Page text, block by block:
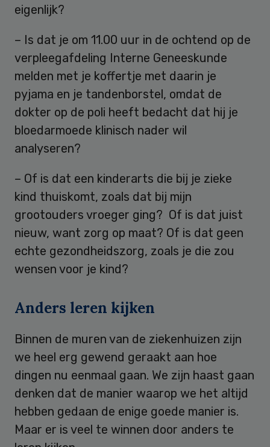
eigenlijk?
– Is dat je om 11.00 uur in de ochtend op de
verpleegafdeling Interne Geneeskunde
melden met je koffertje met daarin je
pyjama en je tandenborstel, omdat de
dokter op de poli heeft bedacht dat hij je
bloedarmoede klinisch nader wil
analyseren?
– Of is dat een kinderarts die bij je zieke
kind thuiskomt, zoals dat bij mijn
grootouders vroeger ging? Of is dat juist
nieuw, want zorg op maat? Of is dat geen
echte gezondheidszorg, zoals je die zou
wensen voor je kind?
Anders leren kijken
Binnen de muren van de ziekenhuizen zijn
we heel erg gewend geraakt aan hoe
dingen nu eenmaal gaan. We zijn haast gaan
denken dat de manier waarop we het altijd
hebben gedaan de enige goede manier is.
Maar er is veel te winnen door anders te